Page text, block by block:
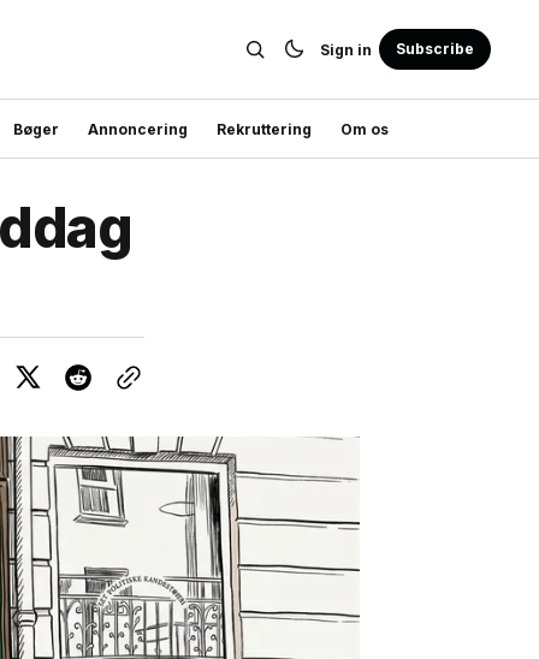
Sign in Subscribe
Bøger Annoncering Rekruttering Om os